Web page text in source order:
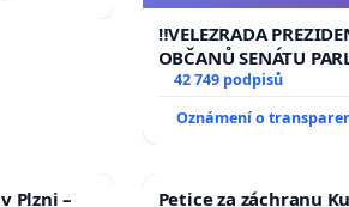
návrhu na přijetí
ústavní žaloby
‼️VELEZRADA
OBČANŮ SENÁTU
vyhlášení veřejného
na přijetí usnesení k
42 749 podpisů
Oznámení o
Plzni –
Petice za záchranu